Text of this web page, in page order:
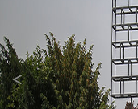
<
Previous